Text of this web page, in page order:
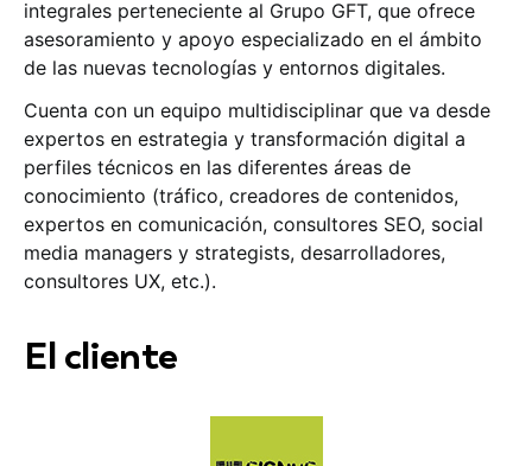
integrales perteneciente al Grupo GFT, que ofrece
asesoramiento y apoyo especializado en el ámbito
de las nuevas tecnologías y entornos digitales.
Cuenta con un equipo multidisciplinar que va desde
expertos en estrategia y transformación digital a
perfiles técnicos en las diferentes áreas de
conocimiento (tráfico, creadores de contenidos,
expertos en comunicación, consultores SEO, social
media managers y strategists, desarrolladores,
consultores UX, etc.).
El cliente